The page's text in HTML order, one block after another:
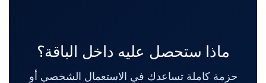
ماذا ستحصل عليه داخل الباقة؟
حزمة كاملة تساعدك في الاستعمال الشخصي أو